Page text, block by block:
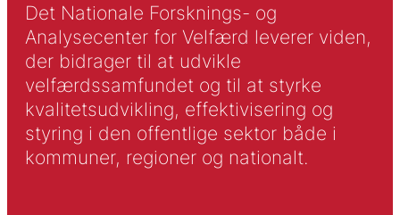
Det Nationale Forsknings- og
Analysecenter for Velfærd leverer viden,
der bidrager til at udvikle
velfærdssamfundet og til at styrke
kvalitetsudvikling, effektivisering og
styring i den offentlige sektor både i
kommuner, regioner og nationalt.